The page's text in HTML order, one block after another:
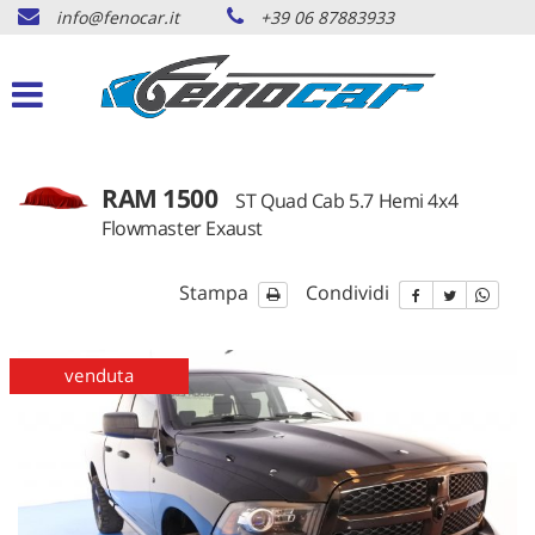
HOME
AUTO DISPONIBILI
AUTO VENDUTE
SERVIZI
info@fenocar.it +39 06 87883933
RAM 1500
ST Quad Cab 5.7 Hemi 4x4
Flowmaster Exaust
Stampa Condividi
venduta
preferenze
di
Il
seguente
preferenze
consenso
tecnologie